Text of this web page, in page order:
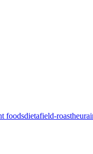
foodsdietafield-roastheura